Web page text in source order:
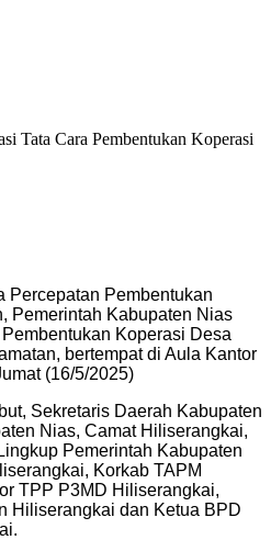
Percepatan Pembentukan
Pemerintah Kabupaten Nias
Koperasi Desa
bertempat di Aula Kantor
(16/5/2025)
Sekretaris Daerah Kabupaten
Nias, Camat Hiliserangkai,
Pemerintah Kabupaten
Korkab TAPM
TPP P3MD Hiliserangkai,
Hiliserangkai dan Ketua BPD